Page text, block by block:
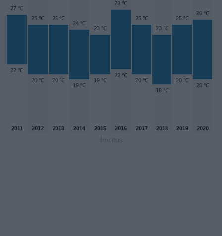
27 ℃
22 ℃
25 ℃
20 ℃
25 ℃
20 ℃
24 ℃
19 ℃
23 ℃
19 ℃
28 ℃
22 ℃
25 ℃
20 ℃
23 ℃
18 ℃
25 ℃
20 ℃
26 ℃
20 ℃
2011 2012 2013 2014 2015 2016 2017 2018 2019 2020